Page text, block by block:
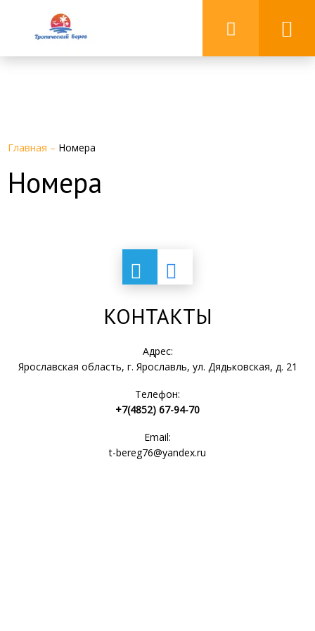
Главная – Номера
Номера
КОНТАКТЫ
Адрес:
Ярославская область, г. Ярославль, ул. Дядьковская, д. 21
Телефон:
+7(4852) 67-94-70
Email:
t-bereg76@yandex.ru